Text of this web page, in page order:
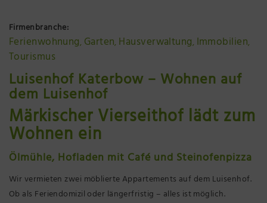
Museum Neuruppin
Brandenburg-Preußen Museum Wustrau
Wegemuseum Wusterhausen/Dosse
Firmenbranche:
Ferienwohnung, Garten, Hausverwaltung, Immobilien,
Tourismus
Luisenhof Katerbow – Wohnen auf
dem Luisenhof
Märkischer Vierseithof lädt zum
Wohnen ein
Ölmühle, Hofladen mit Café und Steinofenpizza
Wir vermieten zwei möblierte Appartements auf dem Luisenhof.
Ob als Feriendomizil oder längerfristig – alles ist möglich.